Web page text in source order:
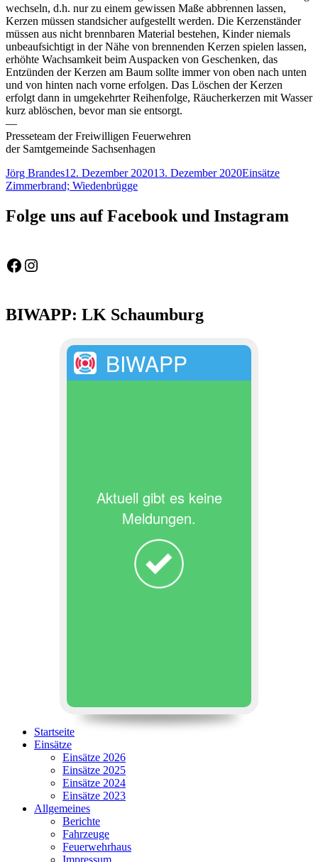
wechseln, d.h. nur zu einem gewissen Maße abbrennen lassen,
Kerzen müssen standsicher aufgestellt werden. Die Kerzenständer
müssen aus nicht brennbaren Material bestehen, Kinder niemals
unbeaufsichtigt in der Nähe von brennenden Kerzen spielen lassen,
erhöhte Wachsamkeit beim Auspacken von Geschenken, das
Entzünden der Kerzen am Baum sollte immer von oben nach unten
und von hinten nach vorne erfolgen. Das Löschen der Kerzen
erfolgt dann in umgekehrter Reihenfolge, Räucherkerzen mit Wasser
kurz ablöschen, bevor man sie entsorgt.
—
Presseteam der Freiwilligen Feuerwehren
der Samtgemeinde Sachsenhagen
Autor
Jörg BrandesVeröffentlicht
am
12. Dezember 202013. Dezember 2020Kategorien
Einsätze
Zimmerbrand; Wiedenbrügge
Folge uns auf Facebook und Instagram
Feuerwehr Gemeinde Wölpinghausen
fw_gemeinde_woelpinghausen
BIWAPP: LK Schaumburg
BIWAPP
Aktuell gibt es keine
Meldungen.
Startseite
Einsätze
Einsätze 2026
Einsätze 2025
Einsätze 2024
Einsätze 2023
Allgemeines
Berichte
Fahrzeuge
Feuerwehrhaus